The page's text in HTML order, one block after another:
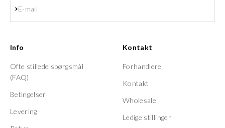
E-mail
Abonnér
Info
Ofte stillede spørgsmål
(FAQ)
Betingelser
Levering
Kontakt
Forhandlere
Kontakt
Wholesale
Ledige stillinger